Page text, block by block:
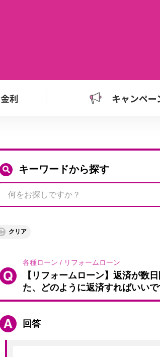
金利 キャンペー
キーワードから探す
クリア
各種ローン / リフォームローン
【リフォームローン】返済が数
た、どのように返済すればいいで
回答